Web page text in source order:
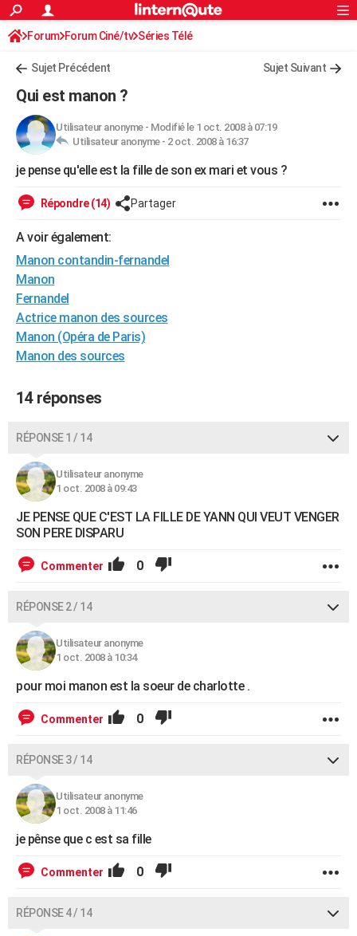
ACTUALITÉS
Politique
Société
Faits Divers
Education
Monde
Villes
+
FINANCE
Retraite
Impôts
Epargne
Immobilier
Risques naturels par ville
Banque
Assurance
Crédit
AUTO
Essais
Réserver un essai
Citadines
Berlines
SUV
Forum auto
+HIGH-TECH
Mobiles
Meilleur smartphone
Internet
Ordinateurs
Jeux vidéo
Guide high-tech
BRICOLAGE
Forum
Aménagement intérieur
Extérieur
Cuisine
Salle de bains
Jardinage
Rangement
WEEK-END
Guides de France
Escapades
Patrimoine
Expositions
Musées
Week-end nature
+LIFESTYLE
Art de vivre
Bien-être
Loisirs
Mode
Modes de vie
SANTE
Alimentation
Guide de la santé
Maladies
Médicaments
Sommeil
VOYAGE
GUIDES D'ACHAT
BONS PLANS
CARTE DE VOEUX
Carte de Noël
Carte Bonne année
Carte Saint-Valentin
Carte Pâques
Carte d'anniversaire
DICTIONNAIRE
Dictionnaire
Biographies
Citations
Expressions
Proverbes
PROGRAMME TV
COPAINS D'AVANT
S'inscrire
Se connecter
Lycées
Collèges
Primaires
Universités
Entreprises
Service militaire
Avis de recherche
AVIS DE DÉCÈS
FORUM
Bricolage
Lifestyle
Culture
Sport
Auto
Television
Voyage
Cinema
S'inscrire
Connexion
Forum Forum Ciné/tv Séries Télé
Sujet Précédent Sujet Suivant
Qui est manon ?
Utilisateur anonyme- Modifié le 1 oct. 2008 à 07:19
Utilisateur anonyme - 2 oct. 2008 à 16:37
je pense qu'elle est la fille de son ex mari et vous ?
Répondre (14) Partager
A voir également:
Manon contandin-fernandel
Manon
Fernandel
Actrice manon des sources
Manon (Opéra de Paris)
Manon des sources
14 réponses
RÉPONSE 1 / 14
Utilisateur anonyme
1 oct. 2008 à 09:43
JE PENSE QUE C'EST LA FILLE DE YANN QUI VEUT VENGER
SON PERE DISPARU
Commenter 0
RÉPONSE 2 / 14
Utilisateur anonyme
1 oct. 2008 à 10:34
pour moi manon est la soeur de charlotte .
Commenter 0
RÉPONSE 3 / 14
Utilisateur anonyme
1 oct. 2008 à 11:46
je pênse que c est sa fille
Commenter 0
RÉPONSE 4 / 14